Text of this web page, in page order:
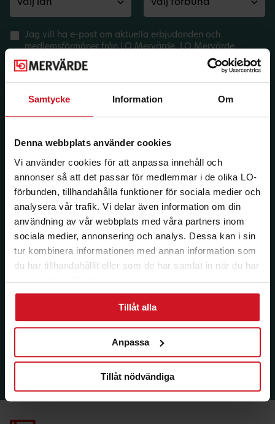
Samtycke Information Om
Denna webbplats använder cookies
Vi använder cookies för att anpassa innehåll och
annonser så att det passar för medlemmar i de olika LO-
förbunden, tillhandahålla funktioner för sociala medier och
analysera vår trafik. Vi delar även information om din
användning av vår webbplats med våra partners inom
sociala medier, annonsering och analys. Dessa kan i sin
tur kombinera informationen med annan information som
du har tillhandahållit eller som de har samlat in när du har
använt deras tjänster.
Tillåt alla
Anpassa
Tillåt nödvändiga
Jag vill ha e-post om aktuella erbjudanden och
medlemsförmåner från LO Mervärde. LO Mervärde
kommer att hantera mina personuppgifter i enlighet
med allmänna dataskyddsförordningen (GDPR). Jag
kan när som helst avsluta prenumerationen.